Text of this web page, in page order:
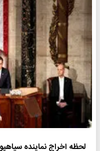
لحظه اخراج نماینده